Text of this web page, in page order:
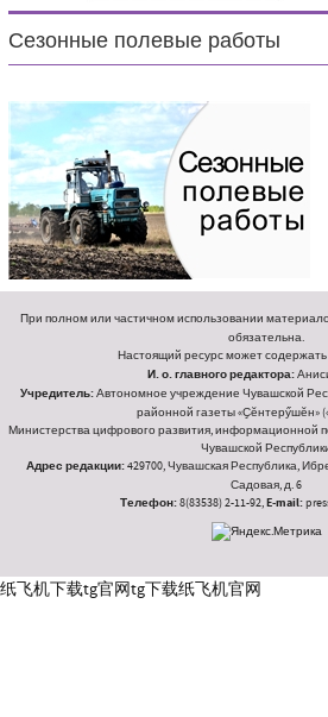
Сезонные полевые работы
При полном или частичном использовании
обязательна.
Настоящий ресурс может
И. о. главного редактора:
Учредитель:Автономное учреждение Чувашской
районной газеты «Ҫӗнтерӳшӗн»
Министерства цифрового развития, информационной
Чувашской
Адрес редакции:429700, Чувашская Республика,
Садовая, д. 6
Телефон:8(83538) 2-11-92,E-mail:
纸飞机下载tg官网tg下载纸飞机官网